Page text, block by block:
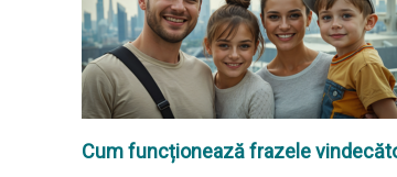
Cum funcționează frazele